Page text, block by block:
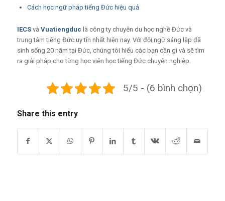
Cách học ngữ pháp tiếng Đức hiệu quả
IECSvà Vuatiengduc là công ty chuyên du học nghề Đức và
trung tâm tiếng Đức uy tín nhất hiện nay. Với đội ngữ sáng lập đã
sinh sống 20 năm tại Đức, chúng tôi hiểu các bạn cần gì và sẽ tìm
ra giải pháp cho từng học viên học tiếng Đức chuyên nghiệp.
5/5 - (6 bình chọn)
Share this entry